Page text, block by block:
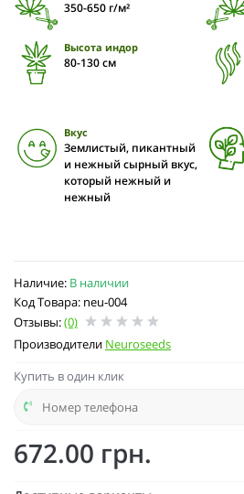
Наличие: В наличии
Код Товара: neu-004
Отзывы:(0)
Производители Neuroseeds
350-650 г/м²
Высота индор
80-130 cм
Вкус
Землистый, пикантный
и нежный сырный вкус,
который нежный и
нежный
Купить в один клик
672.00 грн.